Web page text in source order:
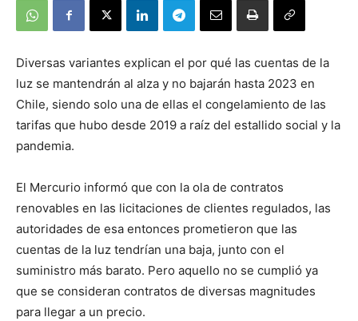
Diversas variantes explican el por qué las cuentas de la
luz se mantendrán al alza y no bajarán hasta 2023 en
Chile, siendo solo una de ellas el congelamiento de las
tarifas que hubo desde 2019 a raíz del estallido social y la
pandemia.
El Mercurio informó que con la ola de contratos
renovables en las licitaciones de clientes regulados, las
autoridades de esa entonces prometieron que las
cuentas de la luz tendrían una baja, junto con el
suministro más barato. Pero aquello no se cumplió ya
que se consideran contratos de diversas magnitudes
para llegar a un precio.